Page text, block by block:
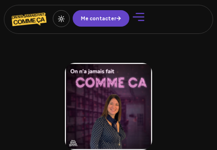
Me contacter